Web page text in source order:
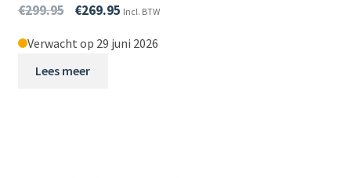
LADERS & ACCESSOIRES
€299.95 €269.95 Incl. BTW
Verwacht op 29 juni 2026
Lees meer